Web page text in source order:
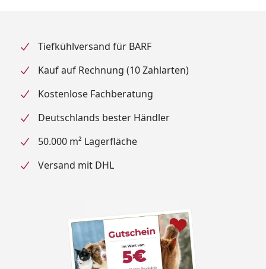
Tiefkühlversand für BARF
Kauf auf Rechnung (10 Zahlarten)
Kostenlose Fachberatung
Deutschlands bester Händler
50.000 m² Lagerfläche
Versand mit DHL